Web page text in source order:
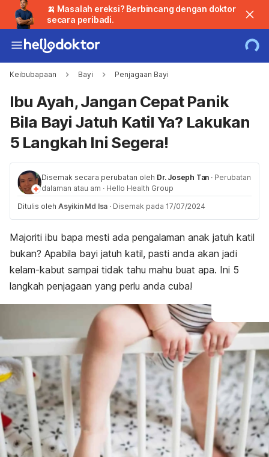
🍌 Masalah ereksi? Berbincang dengan doktor
secara peribadi.
Keibubapaan Bayi Penjagaan Bayi
Ibu Ayah, Jangan Cepat Panik
Bila Bayi Jatuh Katil Ya? Lakukan
5 Langkah Ini Segera!
Disemak secara perubatan oleh Dr. Joseph Tan · Perubatan
dalaman atau am · Hello Health Group
Ditulis oleh Asyikin Md Isa · Disemak pada 17/07/2024
Majoriti ibu bapa mesti ada pengalaman anak jatuh katil
bukan? Apabila bayi jatuh katil, pasti anda akan jadi
kelam-kabut sampai tidak tahu mahu buat apa. Ini 5
langkah penjagaan yang perlu anda cuba!